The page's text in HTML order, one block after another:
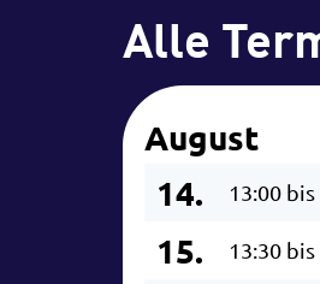
Alle
August
14.
13:00
15. 13:30